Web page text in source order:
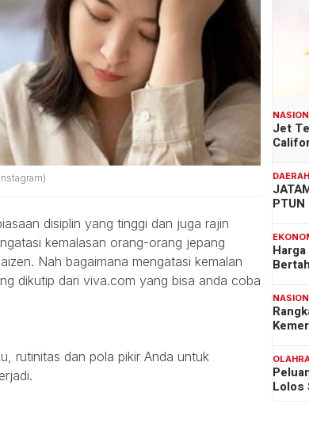
disiplin yang tinggi dan juga rajin
kemalasan orang-orang jepang
Nah bagaimana mengatasi kemalan
dikutip dari viva.com yang bisa anda coba
rutinitas dan pola pikir Anda untuk
Jet
Lolos